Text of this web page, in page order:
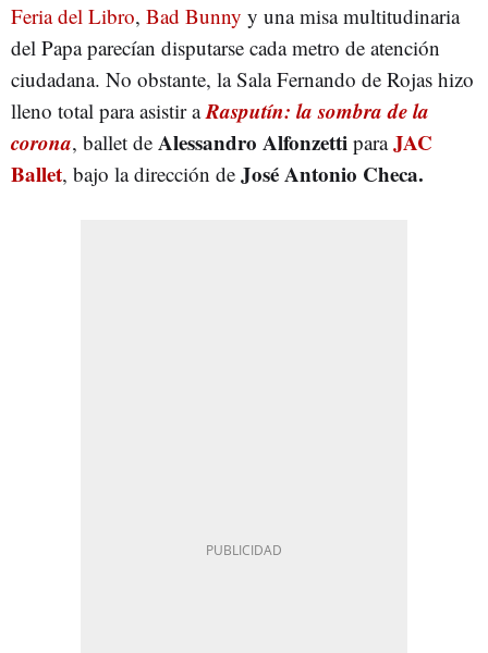
Feria del Libro, Bad Bunny y una misa multitudinaria
del Papa parecían disputarse cada metro de atención
ciudadana. No obstante, la Sala Fernando de Rojas hizo
lleno total para asistir a Rasputín: la sombra de la
corona, ballet de Alessandro Alfonzetti paraJAC
Ballet, bajo la dirección de José Antonio Checa.